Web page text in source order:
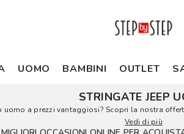
UOMO BAMBINI OUTLET
STRINGATE JEEP
uomo a prezzi vantaggiosi? Scopri la nostra
Vedi di più